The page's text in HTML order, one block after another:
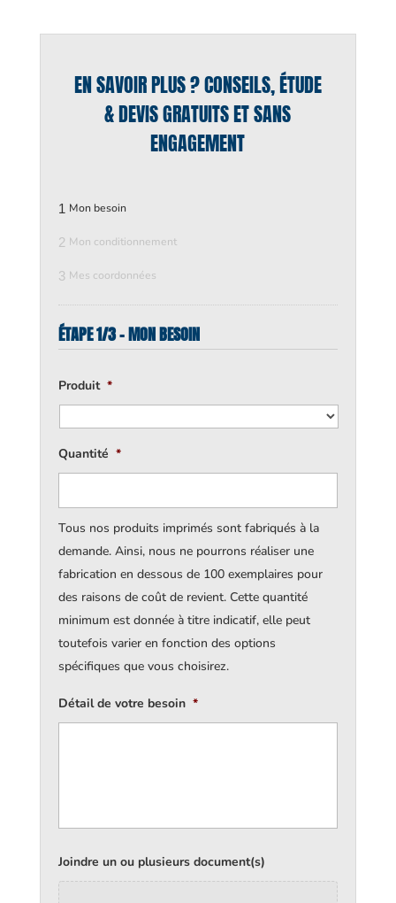
EN SAVOIR PLUS ? CONSEILS, ÉTUDE
& DEVIS GRATUITS ET SANS
ENGAGEMENT
1 Mon besoin
2 Mon conditionnement
3 Mes coordonnées
ÉTAPE 1/3 - MON BESOIN
Produit *
Quantité *
Tous nos produits imprimés sont fabriqués à la
demande. Ainsi, nous ne pourrons réaliser une
fabrication en dessous de 100 exemplaires pour
des raisons de coût de revient. Cette quantité
minimum est donnée à titre indicatif, elle peut
toutefois varier en fonction des options
spécifiques que vous choisirez.
Détail de votre besoin *
Joindre un ou plusieurs document(s)